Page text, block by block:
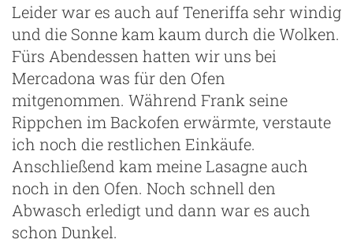
Leider war es auch auf Teneriffa sehr windig
und die Sonne kam kaum durch die Wolken.
Fürs Abendessen hatten wir uns bei
Mercadona was für den Ofen
mitgenommen. Während Frank seine
Rippchen im Backofen erwärmte, verstaute
ich noch die restlichen Einkäufe.
Anschließend kam meine Lasagne auch
noch in den Ofen. Noch schnell den
Abwasch erledigt und dann war es auch
schon Dunkel.